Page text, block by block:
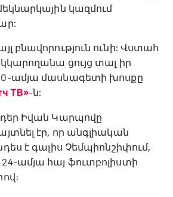
կազմում
բնավորություն ունի: Վստահ
ցույց տալ իր
ամյա մասնագետի խոսքը
ТВ»-ն:
Իվան Կարպովը
էր, որ անգլիական
է գալիս Չեմպիոնշիփում,
ամյա հայ ֆուտբոլիստի